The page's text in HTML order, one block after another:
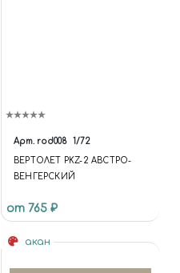
Арт. rod008 1/72
ВЕРТОЛЕТ PKZ-2 АВСТРО-
ВЕНГЕРСКИЙ
от 765 ₽
акан